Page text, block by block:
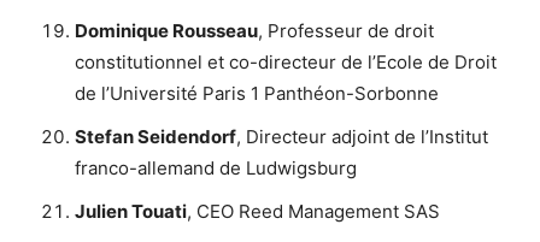
Dominique Rousseau, Professeur de droit
constitutionnel et co-directeur de l’Ecole de Droit
de l’Université Paris 1 Panthéon-Sorbonne
Stefan Seidendorf, Directeur adjoint de l’Institut
franco-allemand de Ludwigsburg
Julien Touati, CEO Reed Management SAS